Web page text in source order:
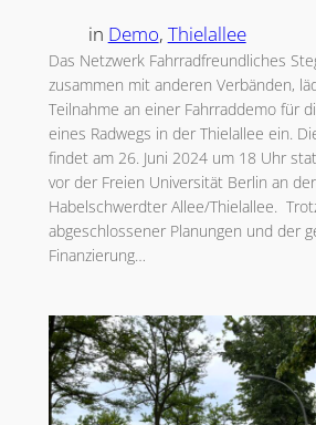
in Demo, Thielallee
Das Netzwerk Fahrradfreundliches
zusammen mit anderen Verbänden,
Teilnahme an einer Fahrraddemo für
eines Radwegs in der Thielallee ein.
findet am 26. Juni 2024 um 18 Uhr
vor der Freien Universität Berlin an
Habelschwerdter Allee/Thielallee.
abgeschlossener Planungen und der
Finanzierung…